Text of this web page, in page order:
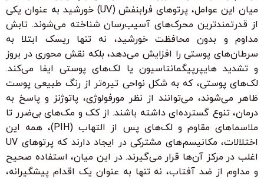
بدون نیاز به تجربه قبلی برنامه‌نویسی
زیرنویس فارسی با ترجمه حرفه‌ای
میان این عوامل، پرتوهای فرابنفش (UV) خورشید به عنوان یکی
از قدرتمندترین محرک‌های آسیب‌رسان شناخته می‌شوند. تابش
مداوم و بدون محافظت خورشید، نه تنها ریسک ابتلا به
سرطان‌های پوستی را افزایش می‌دهد، بلکه نقش محوری در بروز
و تشدید هایپرپیگمانتاسیون یا لک‌های پوستی ایفا می‌کند.
لک‌های پوستی، که به شکل نواحی تیره‌تر از رنگ طبیعی پوست
ظاهر می‌شوند، می‌توانند از نظر مورفولوژی، پاتوژنز و پاسخ به
درمان، تنوع گسترده‌ای داشته باشند. از کک و مک‌های بی‌ضرر تا
ملاسماهای مقاوم و لک‌های پس از التهاب (PIH)، همه این
اختلالات، مکانیسم‌های مشترکی در ایجاد دارند که پرتوهای UV
اغلب در مرکز آن‌ها قرار می‌گیرند. در این میان، استفاده صحیح
و مداوم از ضد آفتاب، نه تنها به عنوان یک اقدام پیشگیرانه،